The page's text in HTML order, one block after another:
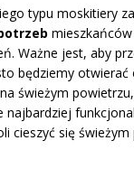
typu moskitiery
Ważne jest, aby
będziemy otwierać
świeżym
najbardziej
cieszyć się